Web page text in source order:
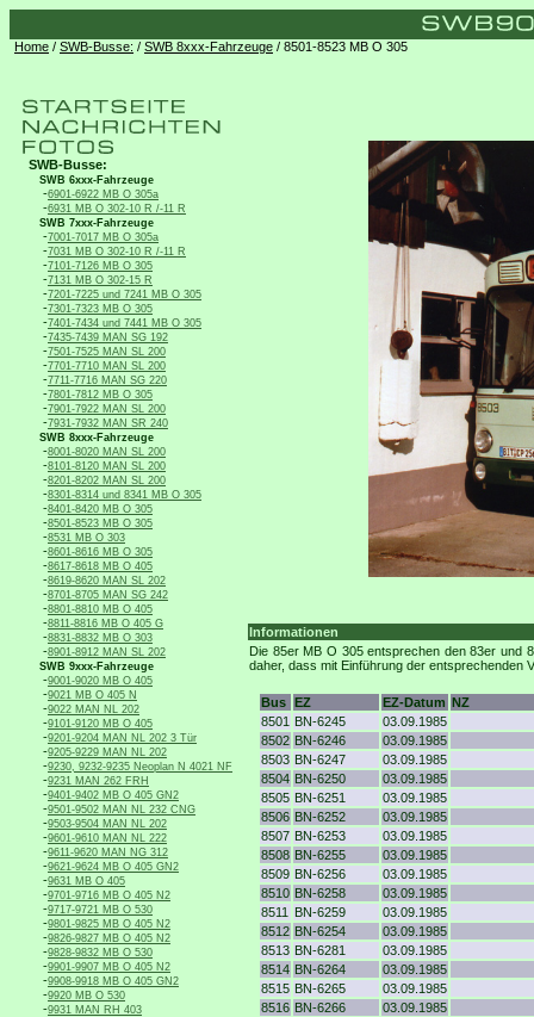
Home / SWB-Busse: / SWB 8xxx-Fahrzeuge / 8501-8523 MB O 305
SWB-Busse:
SWB 6xxx-Fahrzeuge
-6901-6922 MB O 305a
-6931 MB O 302-10 R /-11 R
SWB 7xxx-Fahrzeuge
-7001-7017 MB O 305a
-7031 MB O 302-10 R /-11 R
-7101-7126 MB O 305
-7131 MB O 302-15 R
-7201-7225 und 7241 MB O 305
-7301-7323 MB O 305
-7401-7434 und 7441 MB O 305
-7435-7439 MAN SG 192
-7501-7525 MAN SL 200
-7701-7710 MAN SL 200
-7711-7716 MAN SG 220
-7801-7812 MB O 305
-7901-7922 MAN SL 200
-7931-7932 MAN SR 240
SWB 8xxx-Fahrzeuge
-8001-8020 MAN SL 200
-8101-8120 MAN SL 200
-8201-8202 MAN SL 200
-8301-8314 und 8341 MB O 305
-8401-8420 MB O 305
-8501-8523 MB O 305
-8531 MB O 303
-8601-8616 MB O 305
-8617-8618 MB O 405
-8619-8620 MAN SL 202
-8701-8705 MAN SG 242
-8801-8810 MB O 405
-8811-8816 MB O 405 G
-8831-8832 MB O 303
-8901-8912 MAN SL 202
SWB 9xxx-Fahrzeuge
-9001-9020 MB O 405
-9021 MB O 405 N
-9022 MAN NL 202
-9101-9120 MB O 405
-9201-9204 MAN NL 202 3 Tür
-9205-9229 MAN NL 202
-9230, 9232-9235 Neoplan N 4021 NF
-9231 MAN 262 FRH
-9401-9402 MB O 405 GN2
-9501-9502 MAN NL 232 CNG
-9503-9504 MAN NL 202
-9601-9610 MAN NL 222
-9611-9620 MAN NG 312
-9621-9624 MB O 405 GN2
-9631 MB O 405
-9701-9716 MB O 405 N2
-9717-9721 MB O 530
-9801-9825 MB O 405 N2
-9826-9827 MB O 405 N2
-9828-9832 MB O 530
-9901-9907 MB O 405 N2
-9908-9918 MB O 405 GN2
-9920 MB O 530
-9931 MAN RH 403
Informationen
Die 85er MB O 305 entsprechen den 83er und
daher, dass mit Einführung der entsprechenden
Bus EZ EZ-Datum NZ
8501 BN-6245
03.09.1985
8502 BN-6246
03.09.1985
8503 BN-6247
03.09.1985
8504 BN-6250
03.09.1985
8505 BN-6251
03.09.1985
8506 BN-6252
03.09.1985
8507 BN-6253
03.09.1985
8508 BN-6255
03.09.1985
8509 BN-6256
03.09.1985
8510 BN-6258
03.09.1985
8511
BN-6259
03.09.1985
8512 BN-6254
03.09.1985
8513 BN-6281
03.09.1985
8514 BN-6264
03.09.1985
8515 BN-6265
03.09.1985
8516 BN-6266
03.09.1985